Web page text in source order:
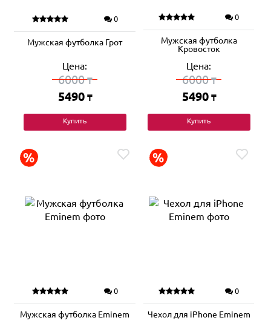
0
Мужская футболка Грот
Цена:
6000₸
5490 ₸
Купить
0
Мужская футболка
Кровосток
Цена:
6000₸
5490 ₸
Купить
0
Мужская футболка Eminem
0
Чехол для iPhone Eminem